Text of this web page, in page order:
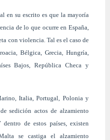
en su escrito es que la mayoría
de lo que ocurre en España,
con violencia. Tal es el caso de
Bélgica, Grecia, Hungría,
Bajos, República Checa y
Italia, Portugal, Polonia y
sedición actos de alzamiento
de estos países, existen
se castiga el alzamiento